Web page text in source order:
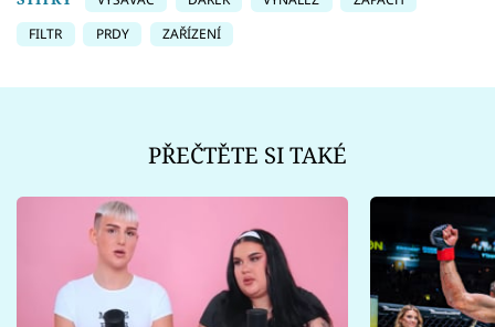
FILTR
PRDY ZAŘÍZENÍ
PŘEČTĚTE SI TAKÉ